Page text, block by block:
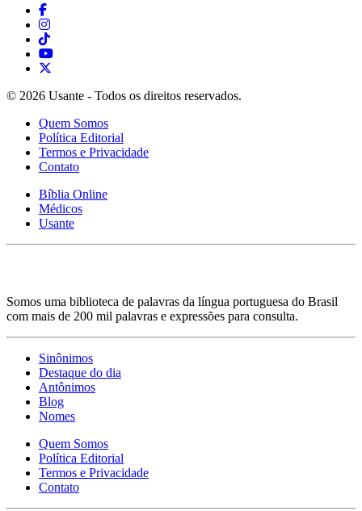
© 2026 Usante - Todos os direitos reservados.
Quem Somos
Política Editorial
Termos e Privacidade
Contato
Bíblia Online
Médicos
Usante
Somos uma biblioteca de palavras da língua portuguesa do Brasil
com mais de 200 mil palavras e expressões para consulta.
Sinônimos
Destaque do dia
Antônimos
Blog
Nomes
Quem Somos
Política Editorial
Termos e Privacidade
Contato